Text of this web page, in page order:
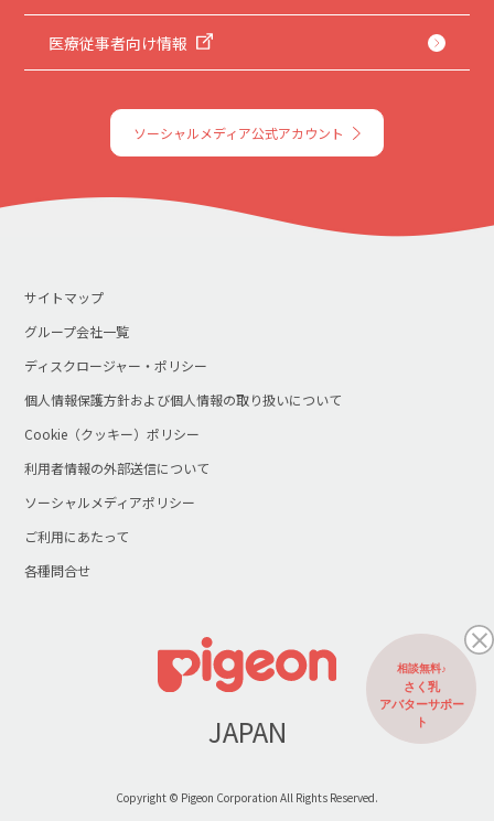
医療従事者向け情報
ソーシャルメディア公式アカウント
サイトマップ
グループ会社一覧
ディスクロージャー・ポリシー
個人情報保護方針および個人情報の取り扱いについて
Cookie（クッキー）ポリシー
利用者情報の外部送信について
ソーシャルメディアポリシー
ご利用にあたって
各種問合せ
JAPAN
Copyright © Pigeon Corporation All Rights Reserved.
相談無料♪
さく乳
アバターサポー
ト